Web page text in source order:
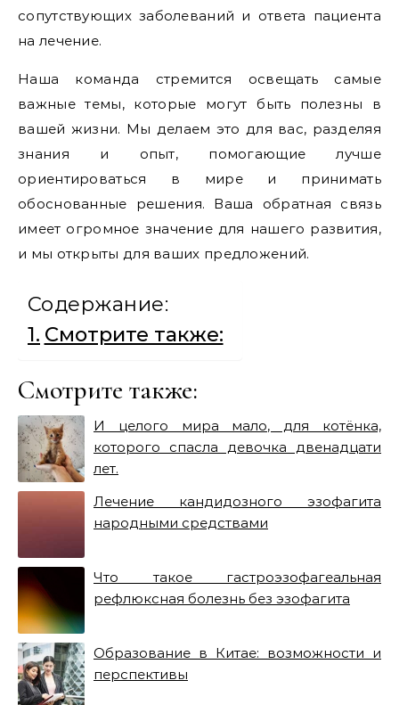
сопутствующих заболеваний и ответа пациента
на лечение.
Наша команда стремится освещать самые
важные темы, которые могут быть полезны в
вашей жизни. Мы делаем это для вас, разделяя
знания и опыт, помогающие лучше
ориентироваться в мире и принимать
обоснованные решения. Ваша обратная связь
имеет огромное значение для нашего развития,
и мы открыты для ваших предложений.
Содержание:
Смотрите также:
Смотрите также:
И целого мира мало, для котёнка,
которого спасла девочка двенадцати
лет.
Лечение кандидозного эзофагита
народными средствами
Что такое гастроэзофагеальная
рефлюксная болезнь без эзофагита
Образование в Китае: возможности и
перспективы